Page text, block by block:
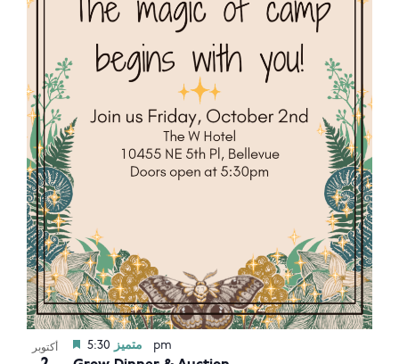
أكتوبر متميز 5:30 pm